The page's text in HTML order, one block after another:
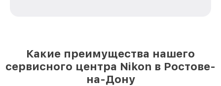
Какие преимущества нашего
сервисного центра Nikon в Ростове-
на-Дону